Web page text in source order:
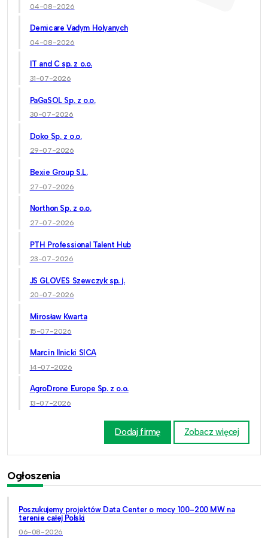
04-08-2026
Demicare Vadym Holyanych
04-08-2026
IT and C sp. z o.o.
31-07-2026
PaGaSOL Sp. z o.o.
30-07-2026
Doko Sp. z o.o.
29-07-2026
Bexie Group S.L.
27-07-2026
Northon Sp. z o.o.
27-07-2026
PTH Professional Talent Hub
23-07-2026
JS GLOVES Szewczyk sp. j.
20-07-2026
Mirosław Kwarta
15-07-2026
Marcin Ilnicki SICA
14-07-2026
AgroDrone Europe Sp. z o.o.
13-07-2026
Dodaj firmę Zobacz więcej
Ogłoszenia
Poszukujemy projektów Data Center o mocy 100–200 MW na
terenie całej Polski
06-08-2026